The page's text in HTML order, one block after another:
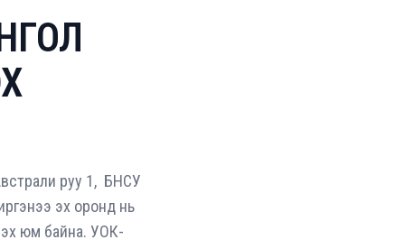
руу 1, БНСУ
эх оронд нь
юм байна. УОК-